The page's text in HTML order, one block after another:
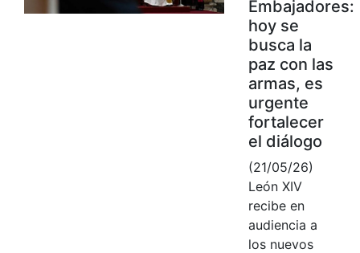
Embajadores:
hoy se
busca la
paz con las
armas, es
urgente
fortalecer
el diálogo
(21/05/26)
León XIV
recibe en
audiencia a
los nuevos